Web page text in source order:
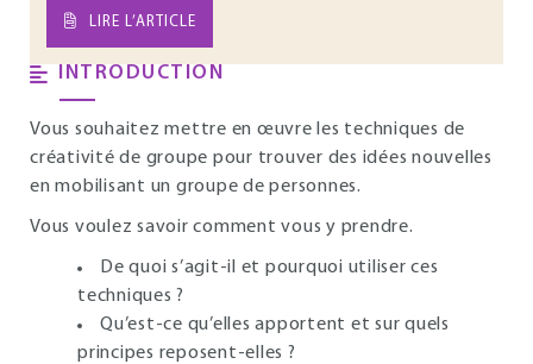
LIRE L’ARTICLE
INTRODUCTION
Vous souhaitez mettre en œuvre les techniques de
créativité de groupe pour trouver des idées nouvelles
en mobilisant un groupe de personnes.
Vous voulez savoir comment vous y prendre.
De quoi s’agit-il et pourquoi utiliser ces
techniques ?
Qu’est-ce qu’elles apportent et sur quels
principes reposent-elles ?